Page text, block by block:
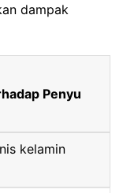
dampak
Penyu
kelamin